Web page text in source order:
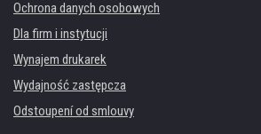
Ochrona danych osobowych
Dla firm i instytucji
Wynajem drukarek
Wydajność zastępcza
Odstoupení od smlouvy